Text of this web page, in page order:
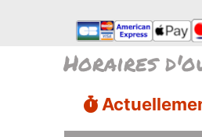
Horaires